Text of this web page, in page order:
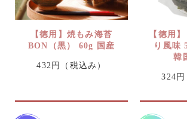
【徳用】焼もみ海苔
BON（黒） 60g 国産
432円 （税込み）
【徳用
り風味
韓
324円